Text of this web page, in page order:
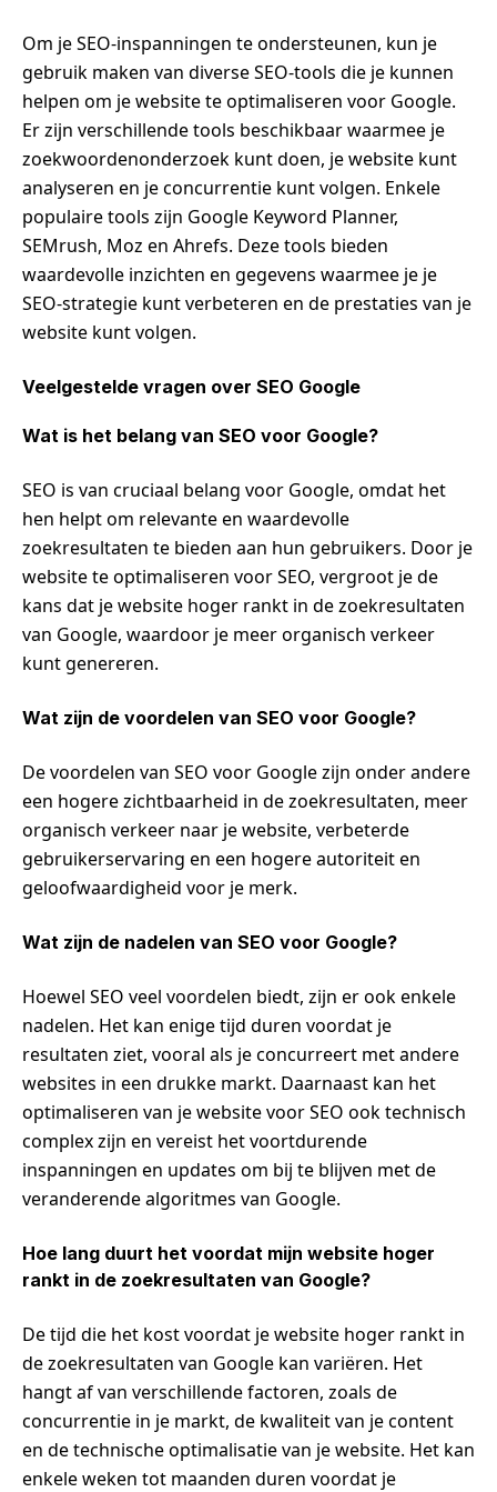
Om je SEO-inspanningen te ondersteunen, kun je
gebruik maken van diverse SEO-tools die je kunnen
helpen om je website te optimaliseren voor Google.
Er zijn verschillende tools beschikbaar waarmee je
zoekwoordenonderzoek kunt doen, je website kunt
analyseren en je concurrentie kunt volgen. Enkele
populaire tools zijn Google Keyword Planner,
SEMrush, Moz en Ahrefs. Deze tools bieden
waardevolle inzichten en gegevens waarmee je je
SEO-strategie kunt verbeteren en de prestaties van je
website kunt volgen.
Veelgestelde vragen over SEO Google
Wat is het belang van SEO voor Google?
SEO is van cruciaal belang voor Google, omdat het
hen helpt om relevante en waardevolle
zoekresultaten te bieden aan hun gebruikers. Door je
website te optimaliseren voor SEO, vergroot je de
kans dat je website hoger rankt in de zoekresultaten
van Google, waardoor je meer organisch verkeer
kunt genereren.
Wat zijn de voordelen van SEO voor Google?
De voordelen van SEO voor Google zijn onder andere
een hogere zichtbaarheid in de zoekresultaten, meer
organisch verkeer naar je website, verbeterde
gebruikerservaring en een hogere autoriteit en
geloofwaardigheid voor je merk.
Wat zijn de nadelen van SEO voor Google?
Hoewel SEO veel voordelen biedt, zijn er ook enkele
nadelen. Het kan enige tijd duren voordat je
resultaten ziet, vooral als je concurreert met andere
websites in een drukke markt. Daarnaast kan het
optimaliseren van je website voor SEO ook technisch
complex zijn en vereist het voortdurende
inspanningen en updates om bij te blijven met de
veranderende algoritmes van Google.
Hoe lang duurt het voordat mijn website hoger
rankt in de zoekresultaten van Google?
De tijd die het kost voordat je website hoger rankt in
de zoekresultaten van Google kan variëren. Het
hangt af van verschillende factoren, zoals de
concurrentie in je markt, de kwaliteit van je content
en de technische optimalisatie van je website. Het kan
enkele weken tot maanden duren voordat je